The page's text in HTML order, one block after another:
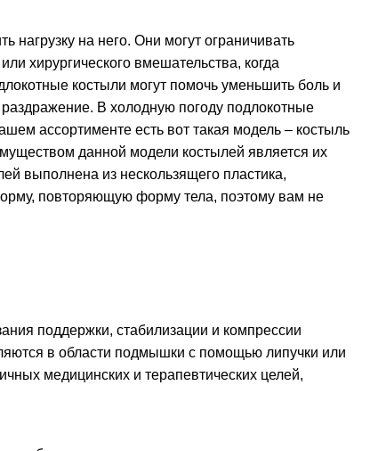
нагрузку на него. Они могут ограничивать
хирургического вмешательства, когда
костыли могут помочь уменьшить боль и
В холодную погоду подлокотные
ассортименте есть вот такая модель – костыль
данной модели костылей является их
выполнена из нескользящего пластика,
повторяющую форму тела, поэтому вам не
поддержки, стабилизации и компрессии
в области подмышки с помощью липучки или
медицинских и терапевтических целей,